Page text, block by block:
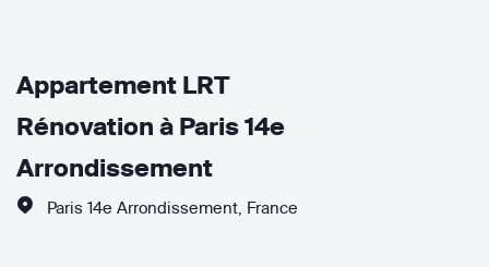
Appartement LRT
Rénovation à Paris 14e
Arrondissement
Paris 14e Arrondissement France